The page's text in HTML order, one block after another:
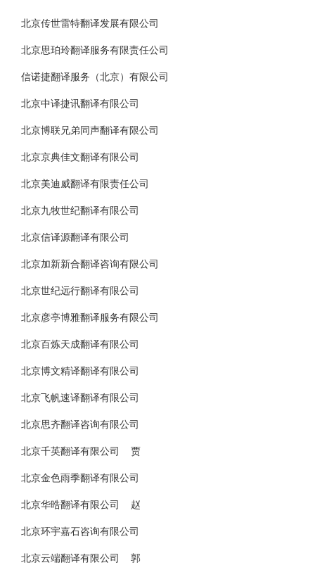
北京传世雷特翻译发展有限公司
北京思珀玲翻译服务有限责任公司
信诺捷翻译服务（北京）有限公司
北京中译捷讯翻译有限公司
北京博联兄弟同声翻译有限公司
北京京典佳文翻译有限公司
北京美迪威翻译有限责任公司
北京九牧世纪翻译有限公司
北京信译源翻译有限公司
北京加新新合翻译咨询有限公司
北京世纪远行翻译有限公司
北京彦亭博雅翻译服务有限公司
北京百炼天成翻译有限公司
北京博文精译翻译有限公司
北京飞帆速译翻译有限公司
北京思齐翻译咨询有限公司
北京千英翻译有限公司 贾
北京金色雨季翻译有限公司
北京华晧翻译有限公司 赵
北京环宇嘉石咨询有限公司
北京云端翻译有限公司 郭